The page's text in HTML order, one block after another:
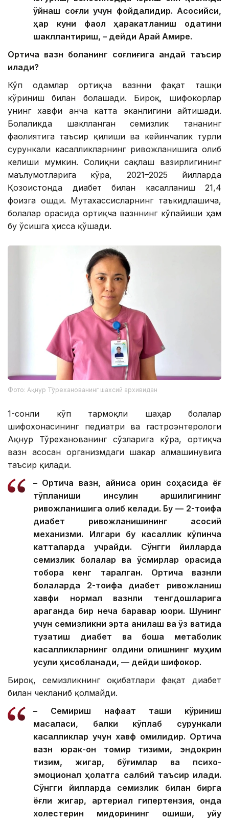
ўйнаш соғлиқ учун фойдалидир. Асосийси,
ҳар куни фаол ҳаракатланиш одатини
шакллантириш, – дейди Арай Амире.
Ортиқча вазн боланинг соғлиғига қандай таъсир
қилади?
Кўп одамлар ортиқча вазнни фақат ташқи
кўриниш билан боғлашади. Бироқ, шифокорлар
унинг хавфи анча катта эканлигини айтишади.
Болаликда шаклланган семизлик тананинг
фаолиятига таъсир қилиши ва кейинчалик турли
сурункали касалликларнинг ривожланишига олиб
келиши мумкин. Соғлиқни сақлаш вазирлигининг
маълумотларига кўра, 2021–2025 йилларда
Қозоғистонда диабет билан касалланиш 21,4
фоизга ошди. Мутахассисларнинг таъкидлашича,
болалар орасида ортиқча вазннинг кўпайиши ҳам
бу ўсишга ҳисса қўшади.
Фото: Ақнур Тўреханованинг шахсий архивидан
1-сонли кўп тармоқли шаҳар болалар
шифохонасининг педиатри ва гастроэнтерологи
Ақнур Тўреханованинг сўзларига кўра, ортиқча
вазн асосан организмдаги шакар алмашинувига
таъсир қилади.
– Ортиқча вазн, айниқса қорин соҳасида ёғ
тўпланиши инсулин қаршилигининг
ривожланишига олиб келади. Бу — 2-тоифа
диабет ривожланишининг асосий
механизми. Илгари бу касаллик кўпинча
катталарда учрайди. Сўнгги йилларда
семизлик болалар ва ўсмирлар орасида
тобора кенг тарқалган. Ортиқча вазнли
болаларда 2-тоифа диабет ривожланиш
хавфи нормал вазнли тенгдошларига
қараганда бир неча баравар юқори. Шунинг
учун семизликни эрта аниқлаш ва ўз вақтида
тузатиш диабет ва бошқа метаболик
касалликларнинг олдини олишнинг муҳим
усули ҳисобланади, — дейди шифокор.
Бироқ, семизликнинг оқибатлари фақат диабет
билан чекланиб қолмайди.
– Семириш нафақат ташқи кўриниш
масаласи, балки кўплаб сурункали
касалликлар учун хавф омилидир. Ортиқча
вазн юрак-қон томир тизими, эндокрин
тизим, жигар, бўғимлар ва психо-
эмоционал ҳолатга салбий таъсир қилади.
Сўнгги йилларда семизлик билан бирга
ёғли жигар, артериал гипертензия, қонда
холестерин миқдорининг ошиши, уйқу